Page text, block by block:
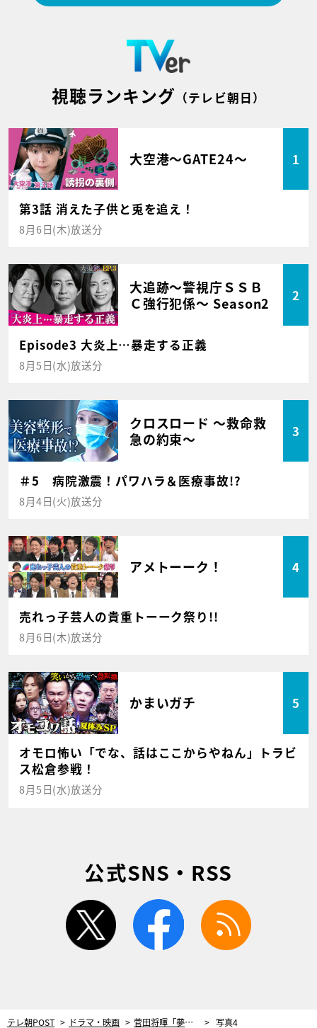
視聴ランキング （テレビ朝日）
大空港～GATE24～ 1
第3話 消えた子供と兎を追え！
8月6日(木)放送分
大追跡～警視庁ＳＳＢ
Ｃ強行犯係～ Season2
2
Episode3 大炎上…暴走する正義
8月5日(水)放送分
クロスロード ～救命救
急の約束～
3
＃5 病院激震！パワハラ＆医療事故!?
8月4日(火)放送分
アメトーーク！ 4
売れっ子芸人の貴重トーーク祭り!!
8月6日(木)放送分
かまいガチ 5
オモロ怖い「でな、話はここからやねん」トラビ
ス松倉参戦！
8月5日(水)放送分
公式SNS・RSS
twitter facebook
テレ朝POST ドラマ・映画 菅田将暉「夢みたいな1日でした」 親友・仲野太賀主演『ジャパニーズスタイル』で“30分一発勝負撮影” 写真4